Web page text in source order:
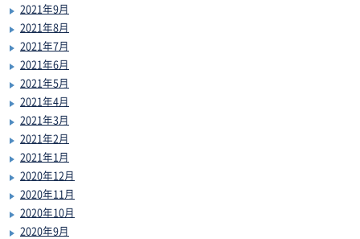
2021年9月
2021年8月
2021年7月
2021年6月
2021年5月
2021年4月
2021年3月
2021年2月
2021年1月
2020年12月
2020年11月
2020年10月
2020年9月